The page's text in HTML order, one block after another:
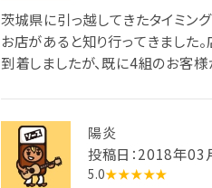
茨城県に引っ越してきたタイミン
お店があると知り行ってきまし
到着しましたが、既に4組のお客
陽炎
投稿日：2018年03
5.0★★★★★